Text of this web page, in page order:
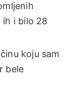
ih i bilo 28
koju sam
bele